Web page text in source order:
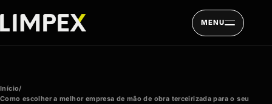
MENU
Início/
Como escolher a melhor empresa de mão de obra terceirizada para o seu